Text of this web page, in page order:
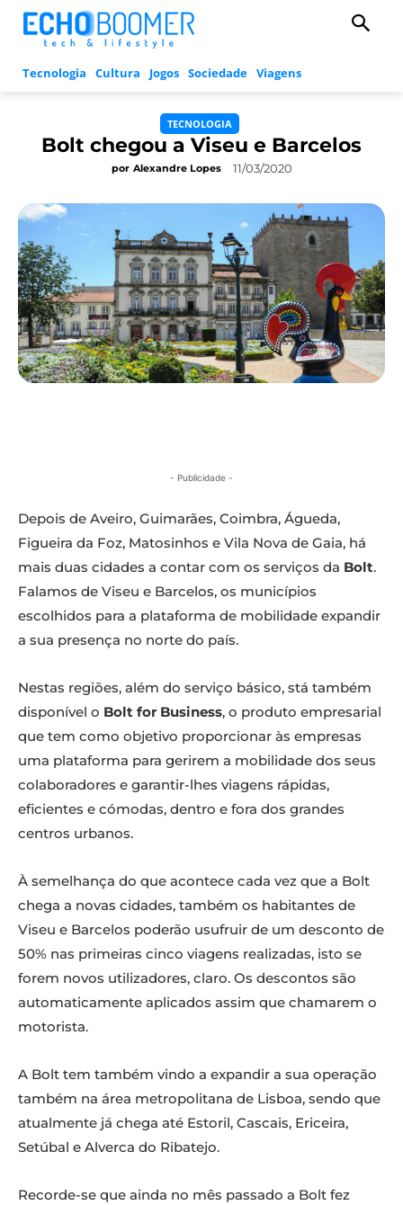
Tecnologia Cultura Jogos Sociedade Viagens
TECNOLOGIA
Bolt chegou a Viseu e Barcelos
por Alexandre Lopes 11/03/2020
- Publicidade -
Depois de Aveiro, Guimarães, Coimbra, Águeda,
Figueira da Foz, Matosinhos e Vila Nova de Gaia, há
mais duas cidades a contar com os serviços da Bolt.
Falamos de Viseu e Barcelos, os municípios
escolhidos para a plataforma de mobilidade expandir
a sua presença no norte do país.
Nestas regiões, além do serviço básico, stá também
disponível o Bolt for Business, o produto empresarial
que tem como objetivo proporcionar às empresas
uma plataforma para gerirem a mobilidade dos seus
colaboradores e garantir-lhes viagens rápidas,
eficientes e cómodas, dentro e fora dos grandes
centros urbanos.
À semelhança do que acontece cada vez que a Bolt
chega a novas cidades, também os habitantes de
Viseu e Barcelos poderão usufruir de um desconto de
50% nas primeiras cinco viagens realizadas, isto se
forem novos utilizadores, claro. Os descontos são
automaticamente aplicados assim que chamarem o
motorista.
A Bolt tem também vindo a expandir a sua operação
também na área metropolitana de Lisboa, sendo que
atualmente já chega até Estoril, Cascais, Ericeira,
Setúbal e Alverca do Ribatejo.
Recorde-se que ainda no mês passado a Bolt fez